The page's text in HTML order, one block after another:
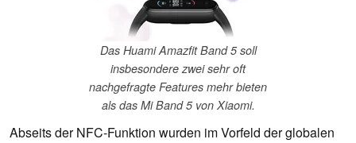
Das Huami Amazfit Band 5 soll
insbesondere zwei sehr oft
nachgefragte Features mehr bieten
als das Mi Band 5 von Xiaomi.
Abseits der NFC-Funktion wurden im Vorfeld der globalen